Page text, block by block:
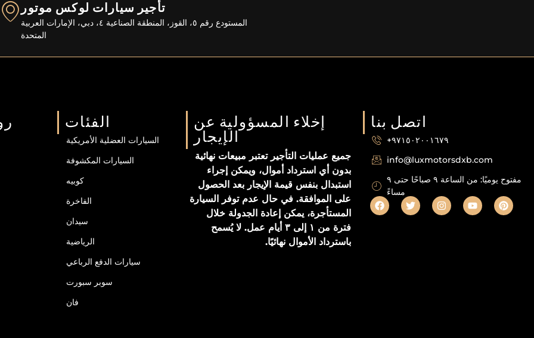
تأجير سيارات لوكس موتور
المستودع رقم ٥، القوز، المنطقة الصناعية ٤، دبي، الإمارات العربية
المتحدة
الفئات
السيارات العضلية الأمريكية
السيارات المكشوفة
كوبيه
الفاخرة
سيدان
الرياضية
سيارات الدفع الرباعي
سوبر سبورت
فان
إخلاء المسؤولية عن
الإيجار
جميع عمليات التأجير تعتبر مبيعات نهائية
بدون أي استرداد أموال، ويمكن إجراء
استبدال بنفس قيمة الإيجار بعد الحصول
على الموافقة. في حال عدم توفر السيارة
المستأجرة، يمكن إعادة الجدولة خلال
فترة من ١ إلى ٣ أيام عمل. لا يُسمح
باسترداد الأموال نهائيًا.
اتصل بنا
+٩٧١٥٠٢٠٠١٦٧٩
info@luxmotorsdxb.com
مفتوح يوميًا: من الساعة ٩ صباحًا حتى ٩
مساءً